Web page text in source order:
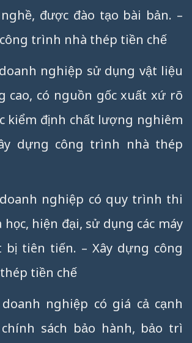
được đào tạo bài bản. –
trình nhà thép tiền chế
nghiệp sử dụng vật liệu
cao, có nguồn gốc xuất xứ rõ
kiểm định chất lượng nghiêm
dựng công trình nhà thép
nghiệp có quy trình thi
học, hiện đại, sử dụng các máy
bị tiên tiến. – Xây dựng công
tiền chế
nghiệp có giá cả cạnh
sách bảo hành, bảo trì